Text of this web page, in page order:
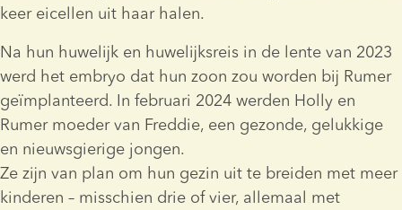
keer eicellen uit haar halen.
Na hun huwelijk en huwelijksreis in de lente van 2023
werd het embryo dat hun zoon zou worden bij Rumer
geïmplanteerd. In februari 2024 werden Holly en
Rumer moeder van Freddie, een gezonde, gelukkige
en nieuwsgierige jongen.
Ze zijn van plan om hun gezin uit te breiden met meer
kinderen – misschien drie of vier, allemaal met